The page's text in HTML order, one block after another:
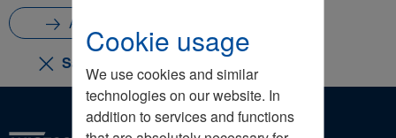
Cookie usage
We use cookies and similar
technologies on our website. In
addition to services and functions
Als E-Mail senden
Sammlung löschen